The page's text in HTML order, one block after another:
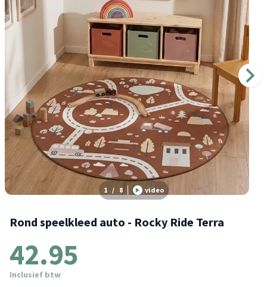
1 / 8 video
Rond speelkleed auto - Rocky Ride Terra
42.95
Inclusief btw